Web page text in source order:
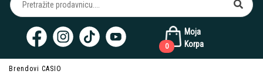
Moja
Korpa
0
Brendovi CASIO